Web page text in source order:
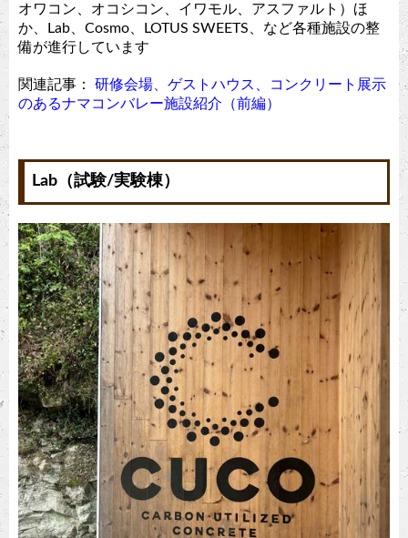
オワコン、オコシコン、イワモル、アスファルト）ほ
か、Lab、Cosmo、LOTUS SWEETS、など各種施設の整
備が進行しています
関連記事： 研修会場、ゲストハウス、コンクリート展示
のあるナマコンバレー施設紹介（前編）
Lab（試験/実験棟）